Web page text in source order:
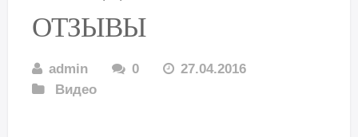
ОТЗЫВЫ
admin 0
27.04.2016
Видео